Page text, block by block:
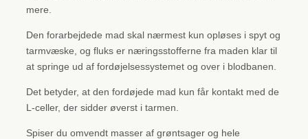
mere.
Den forarbejdede mad skal nærmest kun opløses i spyt og
tarmvæske, og fluks er næringsstofferne fra maden klar til
at springe ud af fordøjelsessystemet og over i blodbanen.
Det betyder, at den fordøjede mad kun får kontakt med de
L-celler, der sidder øverst i tarmen.
Spiser du omvendt masser af grøntsager og hele